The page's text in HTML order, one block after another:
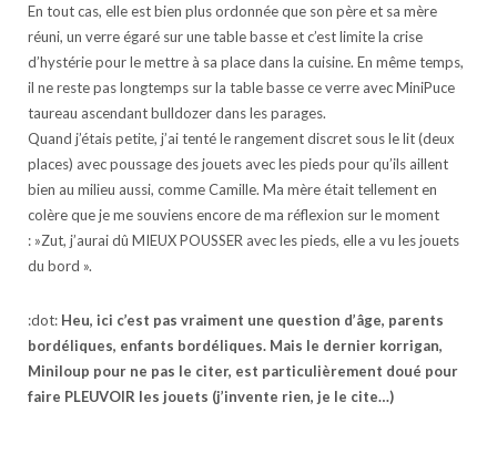
En tout cas, elle est bien plus ordonnée que son père et sa mère
réuni, un verre égaré sur une table basse et c’est limite la crise
d’hystérie pour le mettre à sa place dans la cuisine. En même temps,
il ne reste pas longtemps sur la table basse ce verre avec MiniPuce
taureau ascendant bulldozer dans les parages.
Quand j’étais petite, j’ai tenté le rangement discret sous le lit (deux
places) avec poussage des jouets avec les pieds pour qu’ils aillent
bien au milieu aussi, comme Camille. Ma mère était tellement en
colère que je me souviens encore de ma réflexion sur le moment
: »Zut, j’aurai dû MIEUX POUSSER avec les pieds, elle a vu les jouets
du bord ».
:dot: Heu, ici c’est pas vraiment une question d’âge, parents
bordéliques, enfants bordéliques. Mais le dernier korrigan,
Miniloup pour ne pas le citer, est particulièrement doué pour
faire PLEUVOIR les jouets (j’invente rien, je le cite…)